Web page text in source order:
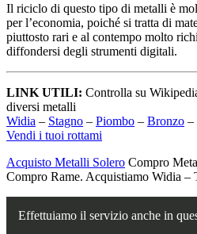
Il riciclo di questo tipo di metalli è
per l’economia, poiché si tratta di
piuttosto rari e al contempo molto
diffondersi degli strumenti digitali.
LINK UTILI: Controlla su
diversi metalli
Widia – Stagno – Piombo – Bronzo –
Vendi i tuoi rottami
Acquisto Metalli Solero Compro
Compro Rame. Acquistiamo Widia –
Effettuiamo il servizio anche in